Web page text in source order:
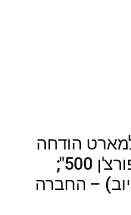
וולמארט הודחה
מפסגת רשימת "פורצ'ן 500";
– החברה